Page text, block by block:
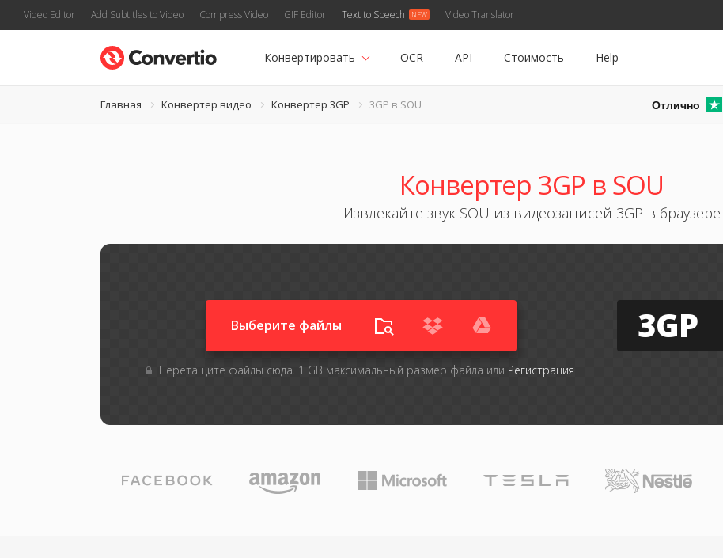
Video Editor Add Subtitles to Video Compress Video GIF Editor Text to Speech Video Translator
Конвертировать OCR API Стоимость Help
Главная Конвертер видео Конвертер 3GP 3GP в SOU Отлично
Конвертер 3GP в SOU
Извлекайте звук SOU из видеозаписей 3GP в браузере
Выберите файлы
Перетащите файлы сюда. 1 GB максимальный размер файла или Регистрация
3GP